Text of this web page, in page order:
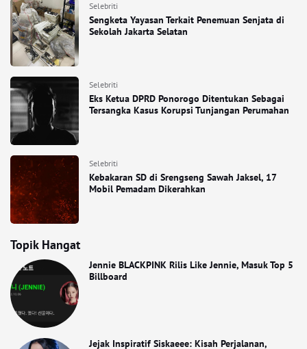
Selebriti
Sengketa Yayasan Terkait Penemuan Senjata di
Sekolah Jakarta Selatan
Selebriti
Eks Ketua DPRD Ponorogo Ditentukan Sebagai
Tersangka Kasus Korupsi Tunjangan Perumahan
Selebriti
Kebakaran SD di Srengseng Sawah Jaksel, 17
Mobil Pemadam Dikerahkan
Topik Hangat
Jennie BLACKPINK Rilis Like Jennie, Masuk Top 5
Billboard
Jejak Inspiratif Siskaeee: Kisah Perjalanan,